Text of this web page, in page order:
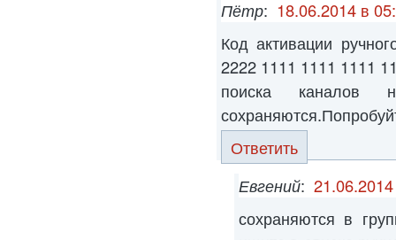
Пётр: 18.06.2014 в
Код активации
2222 1111 1111 1111
поиска
Ответить
Евгений:
сохраняются в